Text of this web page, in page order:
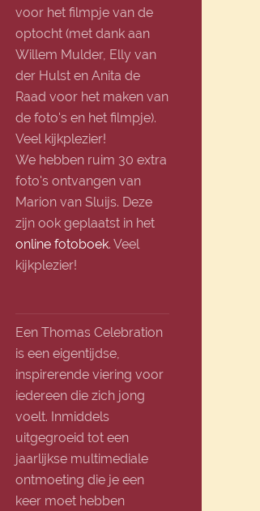
voor het filmpje van de
optocht (met dank aan
Willem Mulder, Elly van
der Hulst en Anita de
Raad voor het maken van
de foto's en het filmpje).
Veel kijkplezier!
We hebben ruim 30 extra
foto's ontvangen van
Marion van Sluijs. Deze
zijn ook geplaatst in het
online fotoboek. Veel
kijkplezier!
Een Thomas Celebration
is een eigentijdse,
inspirerende viering voor
iedereen die zich jong
voelt. Inmiddels
uitgegroeid tot een
jaarlijkse multimediale
ontmoeting die je een
keer moet hebben